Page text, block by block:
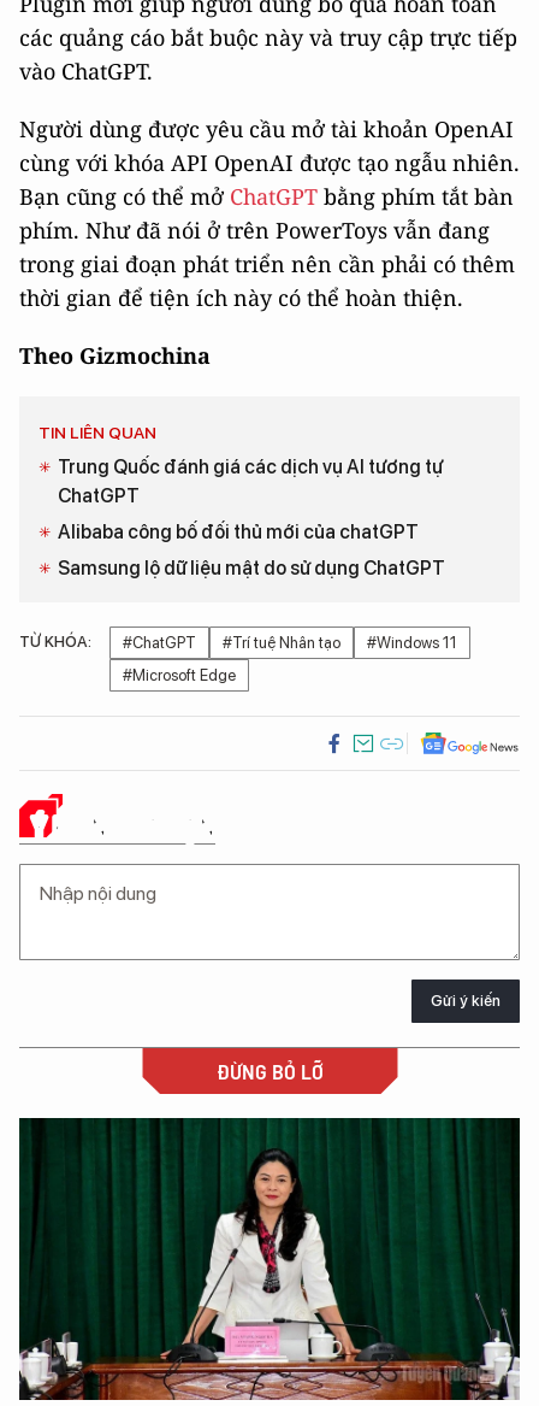
các quảng cáo bắt buộc này và truy cập trực tiếp
vào ChatGPT.
Người dùng được yêu cầu mở tài khoản OpenAI
cùng với khóa API OpenAI được tạo ngẫu nhiên.
Bạn cũng có thể mở ChatGPT bằng phím tắt bàn
phím. Như đã nói ở trên PowerToys vẫn đang
trong giai đoạn phát triển nên cần phải có thêm
thời gian để tiện ích này có thể hoàn thiện.
Theo Gizmochina
TIN LIÊN QUAN
Trung Quốc đánh giá các dịch vụ AI tương tự
ChatGPT
Alibaba công bố đối thủ mới của chatGPT
Samsung lộ dữ liệu mật do sử dụng ChatGPT
TỪ KHÓA: #ChatGPT #Trí tuệ Nhân tạo
#Windows 11
#Microsoft Edge
Ý KIẾN CỦA BẠN
Gửi ý kiến
ĐỪNG BỎ LỠ